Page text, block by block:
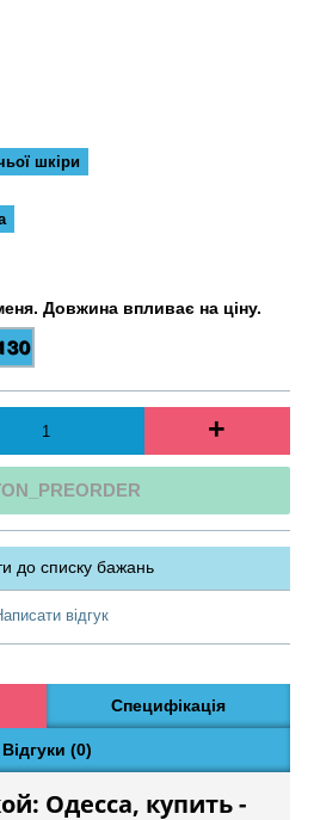
шкіри
Довжина впливає на ціну.
+
до списку бажань
відгук
Специфікація
Відгуки (0)
Одесса, купить -